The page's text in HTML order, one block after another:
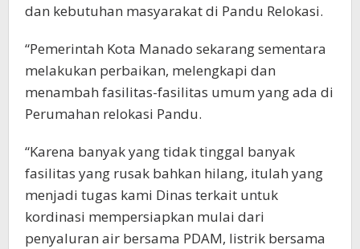
dan kebutuhan masyarakat di Pandu Relokasi.
“Pemerintah Kota Manado sekarang sementara
melakukan perbaikan, melengkapi dan
menambah fasilitas-fasilitas umum yang ada di
Perumahan relokasi Pandu.
“Karena banyak yang tidak tinggal banyak
fasilitas yang rusak bahkan hilang, itulah yang
menjadi tugas kami Dinas terkait untuk
kordinasi mempersiapkan mulai dari
penyaluran air bersama PDAM, listrik bersama